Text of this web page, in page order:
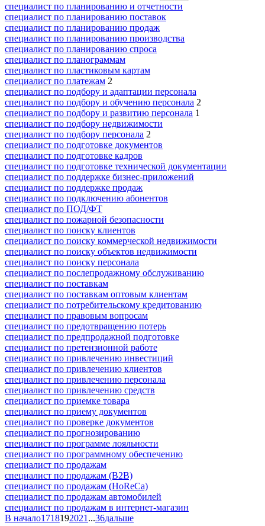
специалист по планированию и отчетности
специалист по планированию поставок
специалист по планированию продаж
специалист по планированию производства
специалист по планированию спроса
специалист по планограммам
специалист по пластиковым картам
специалист по платежам 2
специалист по подбору и адаптации персонала
специалист по подбору и обучению персонала 2
специалист по подбору и развитию персонала 1
специалист по подбору недвижимости
специалист по подбору персонала 2
специалист по подготовке документов
специалист по подготовке кадров
специалист по подготовке технической документации
специалист по поддержке бизнес-приложений
специалист по поддержке продаж
специалист по подключению абонентов
специалист по ПОД/ФТ
специалист по пожарной безопасности
специалист по поиску клиентов
специалист по поиску коммерческой недвижимости
специалист по поиску объектов недвижимости
специалист по поиску персонала
специалист по послепродажному обслуживанию
специалист по поставкам
специалист по поставкам оптовым клиентам
специалист по потребительскому кредитованию
специалист по правовым вопросам
специалист по предотвращению потерь
специалист по предпродажной подготовке
специалист по претензионной работе
специалист по привлечению инвестиций
специалист по привлечению клиентов
специалист по привлечению персонала
специалист по привлечению средств
специалист по приемке товара
специалист по приему документов
специалист по проверке документов
специалист по прогнозированию
специалист по программе лояльности
специалист по программному обеспечению
специалист по продажам
специалист по продажам (B2B)
специалист по продажам (HoReCa)
специалист по продажам автомобилей
специалист по продажам в интернет-магазин
В начало1718192021 ...36дальше